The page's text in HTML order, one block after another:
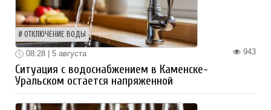
ОТКЛЮЧЕНИЕ ВОДЫ
943
08:28 | 5 августа
Ситуация с водоснабжением в Каменске-
Уральском остается напряженной